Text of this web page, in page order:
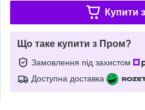
Купити з
Що таке купити з Пром?
Замовлення під захистом
Доступна доставка